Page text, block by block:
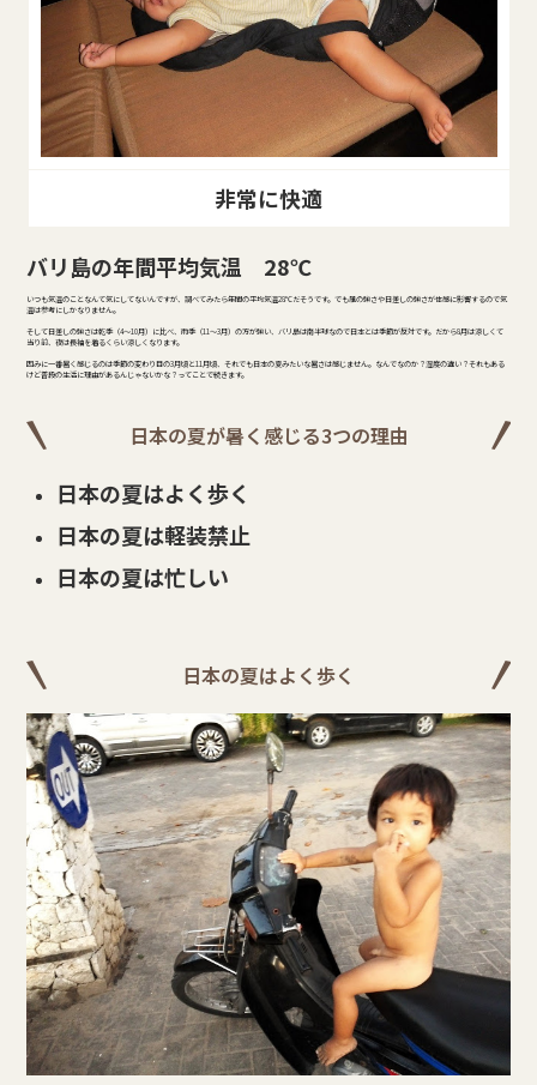
非常に快適
バリ島の年間平均気温 28℃
いつも気温のことなんて気にしてないんですが、調べてみたら年間の平均気温28℃だそうです。でも風の強さや日差しの強さが体感に影響するので気
温は参考にしかなりません。
そして日差しの強さは乾季（4～10月）に比べ、雨季（11～3月）の方が強い、バリ島は南半球なので日本とは季節が反対です。だから8月は涼しくて
当り前、夜は長袖を着るくらい涼しくなります。
因みに一番暑く感じるのは季節の変わり目の3月頃と11月頃、それでも日本の夏みたいな暑さは感じません。なんでなのか？湿度の違い？それもある
けど普段の生活に理由があるんじゃないかな？ってことで続きます。
日本の夏が暑く感じる3つの理由
日本の夏はよく歩く
日本の夏は軽装禁止
日本の夏は忙しい
日本の夏はよく歩く